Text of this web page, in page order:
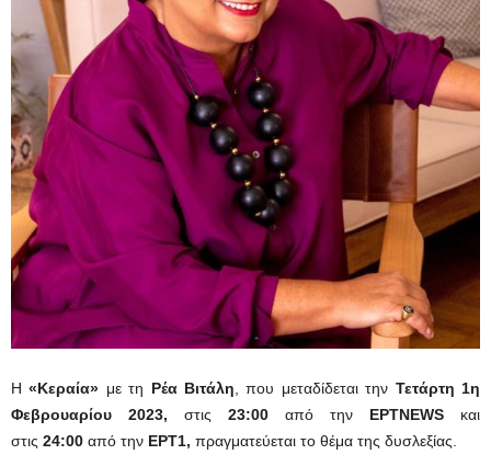
Η«Κεραία» με τη Ρέα Βιτάλη , που μεταδίδεται την Τετάρτη 1η
Φεβρουαρίου 2023, στις 23:00 από την ΕΡΤNEWS και
στις 24:00 από την ΕΡΤ1, πραγματεύεται το θέμα της δυσλεξίας.